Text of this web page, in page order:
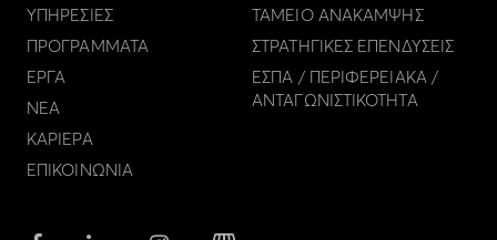
ΥΠΗΡΕΣΙΕΣ
ΠΡΟΓΡΑΜΜΑΤΑ
ΕΡΓΑ
ΝΕΑ
ΚΑΡΙΕΡΑ
ΕΠΙΚΟΙΝΩΝΙΑ
ΤΑΜΕΙΟ ΑΝΑΚΑΜΨΗΣ
ΣΤΡΑΤΗΓΙΚΕΣ ΕΠΕΝΔΥΣΕΙΣ
ΕΣΠΑ / ΠΕΡΙΦΕΡΕΙΑΚΑ /
ΑΝΤΑΓΩΝΙΣΤΙΚΟΤΗΤΑ